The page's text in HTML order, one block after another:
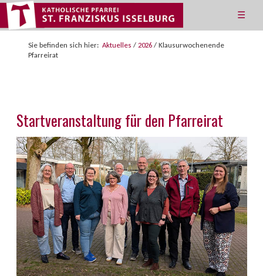
☰
Sie befinden sich hier: Aktuelles / 2026 / Klausurwochenende
Pfarreirat
Startveranstaltung für den Pfarreirat